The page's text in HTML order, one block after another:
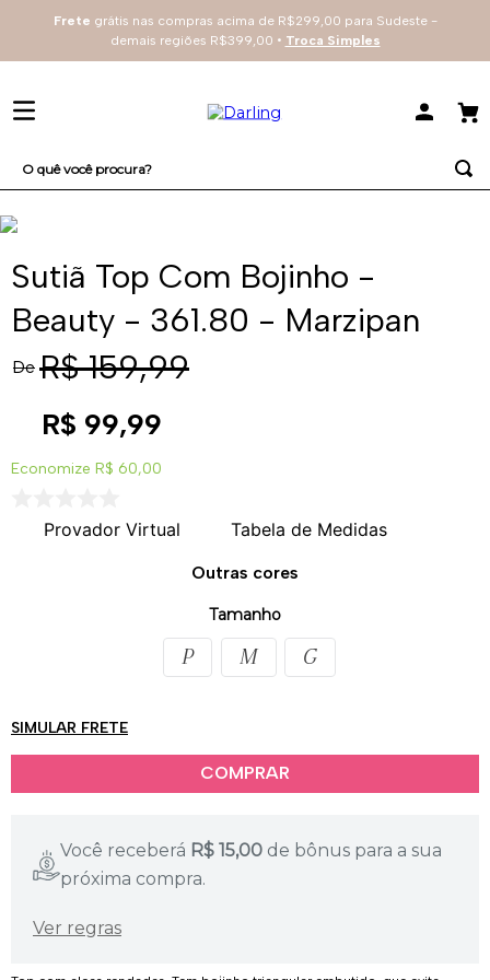
Frete grátis nas compras acima de R$299,00 para Sudeste -
demais regiões R$399,00 • Troca Simples
Sutiã Top Com Bojinho -
Beauty - 361.80 - Marzipan
De R$ 159,99
R$ 99,99
Economize R$ 60,00
Provador Virtual Tabela de Medidas
Outras cores
Tamanho
P M G
SIMULAR FRETE
Você receberá R$15,00 de bônus para a sua
próxima compra.
Ver regras
everyday
3º renda
4º tecno